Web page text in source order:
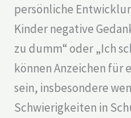
persönliche
Kinder negative
zu dumm“ oder „Ich
können Anzeichen für
sein, insbesondere
Schwierigkeiten in